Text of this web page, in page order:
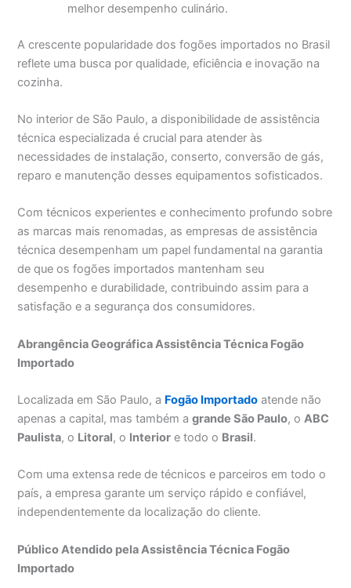
melhor desempenho culinário.
A crescente popularidade dos fogões importados no Brasil
reflete uma busca por qualidade, eficiência e inovação na
cozinha.
No interior de São Paulo, a disponibilidade de assistência
técnica especializada é crucial para atender às
necessidades de instalação, conserto, conversão de gás,
reparo e manutenção desses equipamentos sofisticados.
Com técnicos experientes e conhecimento profundo sobre
as marcas mais renomadas, as empresas de assistência
técnica desempenham um papel fundamental na garantia
de que os fogões importados mantenham seu
desempenho e durabilidade, contribuindo assim para a
satisfação e a segurança dos consumidores.
Abrangência Geográfica Assistência Técnica Fogão
Importado
Localizada em São Paulo, a Fogão Importado atende não
apenas a capital, mas também agrande São Paulo, oABC
Paulista, o Litoral, o Interior e todo o Brasil.
Com uma extensa rede de técnicos e parceiros em todo o
país, a empresa garante um serviço rápido e confiável,
independentemente da localização do cliente.
Público Atendido pela Assistência Técnica Fogão
Importado